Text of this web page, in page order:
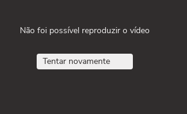
Não foi possível reproduzir o vídeo
Tentar novamente